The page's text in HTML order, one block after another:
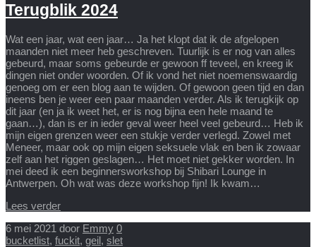
Terugblik 2024
Wat een jaar, wat een jaar… Ja het klopt dat ik de afgelopen
maanden niet meer heb geschreven. Tuurlijk is er nog van alles
gebeurd, maar soms gebeurde er gewoon ff teveel, en kreeg ik
dingen niet onder woorden. Of ik vond het niet noemenswaardig
genoeg om er een blog aan te wijden. Of gewoon geen tijd en dan
ineens ben je weer een paar maanden verder. Als ik terugkijk op
dit jaar (en ja ik weet het, er is nog bijna een hele maand te
gaan…), dan is er in ieder geval weer heel veel gebeurd… Heb ik
mijn eigen grenzen weer een stukje verder verlegd. Zowel met
Meneer, maar ook op mijn eigen seksuele vlak en ben ik zowaar
zelf aan het riggen geslagen… Het moet niet gekker worden. In
mei deed ik een beginnersworkshop bij Shibari Lounge in
Antwerpen. Oh wat was deze workshop fijn! Ik kwam…
Lees verder
6 mei 2021 door Emmy 0
bucketlist, fuckit, geil, slet